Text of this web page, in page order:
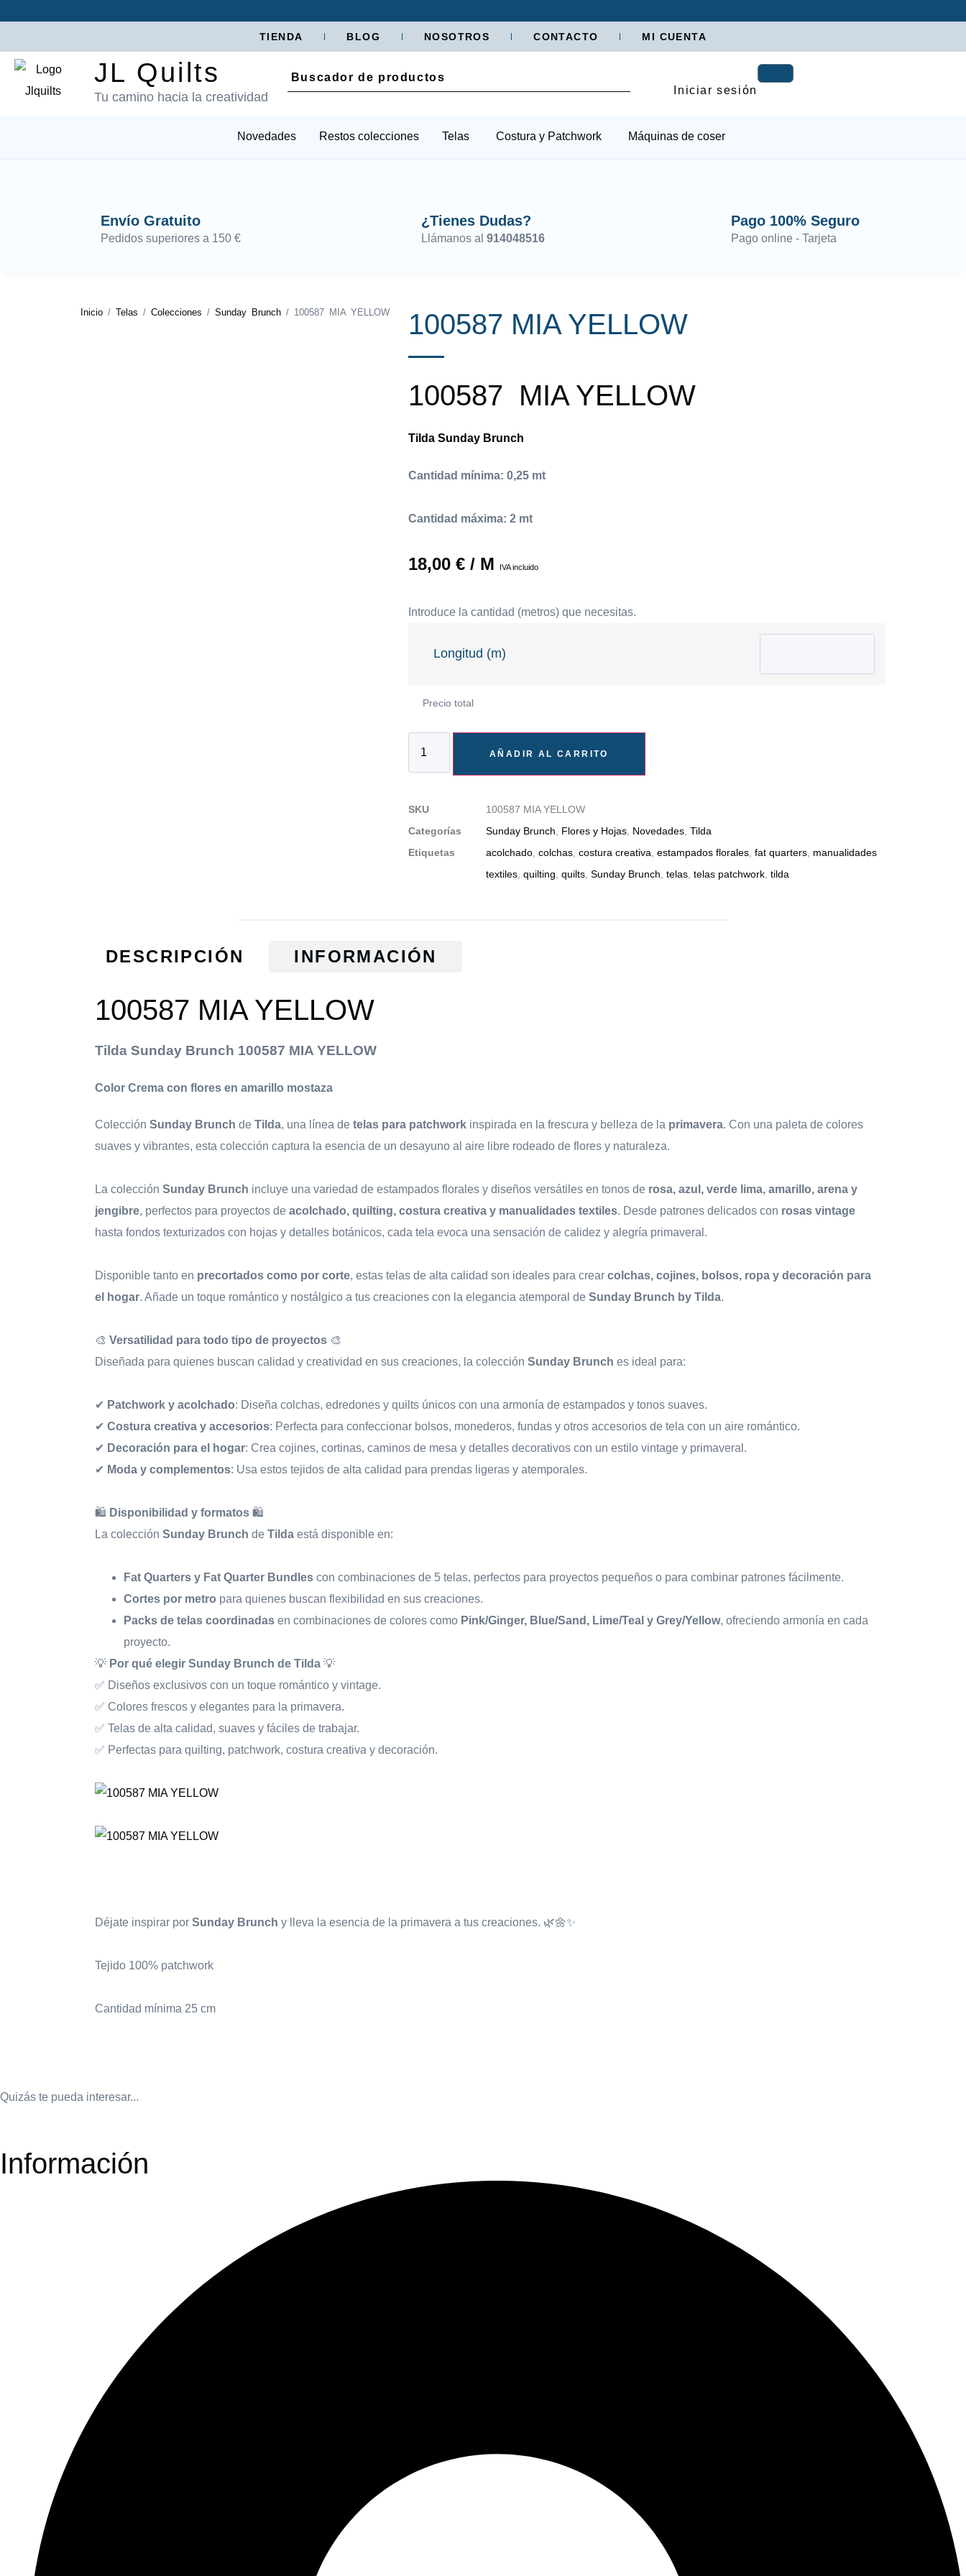
TIENDA BLOG NOSOTROS CONTACTO MI CUENTA
JL Quilts
Tu camino hacia la creatividad Iniciar sesión
Novedades Restos colecciones Telas Costura y Patchwork Máquinas de coser
Envío Gratuito
Pedidos superiores a 150 €
¿Tienes Dudas?
Llámanos al 914048516
Pago 100% Seguro
Pago online - Tarjeta
Inicio / Telas / Colecciones / Sunday Brunch / 100587 MIA YELLOW 100587 MIA YELLOW
100587 MIA YELLOW
Tilda Sunday Brunch
Cantidad mínima: 0,25 mt
Cantidad máxima: 2 mt
18,00 € / M IVA incluido
Introduce la cantidad (metros) que necesitas.
Longitud (m)
Precio total
AÑADIR AL CARRITO
SKU
100587 MIA YELLOW
Categorías
Sunday Brunch Flores y Hojas Novedades Tilda
Etiquetas
acolchado colchas costura creativa estampados florales fat quarters manualidades
textiles quilting quilts Sunday Brunch telas telas patchwork tilda
DESCRIPCIÓN INFORMACIÓN
100587 MIA YELLOW
Tilda Sunday Brunch 100587 MIA YELLOW
Color Crema con flores en amarillo mostaza
Colección Sunday Brunch de Tilda, una línea de telas para patchwork inspirada en la frescura y belleza de la primavera. Con una paleta de colores
suaves y vibrantes, esta colección captura la esencia de un desayuno al aire libre rodeado de flores y naturaleza.
La colección Sunday Brunch incluye una variedad de estampados florales y diseños versátiles en tonos de rosa, azul, verde lima, amarillo, arena y
jengibre, perfectos para proyectos de acolchado, quilting, costura creativa y manualidades textiles. Desde patrones delicados con rosas vintage
hasta fondos texturizados con hojas y detalles botánicos, cada tela evoca una sensación de calidez y alegría primaveral.
Disponible tanto en precortados como por corte, estas telas de alta calidad son ideales para crear colchas, cojines, bolsos, ropa y decoración para
el hogar. Añade un toque romántico y nostálgico a tus creaciones con la elegancia atemporal de Sunday Brunch by Tilda.
🎨 Versatilidad para todo tipo de proyectos 🎨
Diseñada para quienes buscan calidad y creatividad en sus creaciones, la colección Sunday Brunch es ideal para:
✔ Patchwork y acolchado: Diseña colchas, edredones y quilts únicos con una armonía de estampados y tonos suaves.
✔ Costura creativa y accesorios: Perfecta para confeccionar bolsos, monederos, fundas y otros accesorios de tela con un aire romántico.
✔ Decoración para el hogar: Crea cojines, cortinas, caminos de mesa y detalles decorativos con un estilo vintage y primaveral.
✔ Moda y complementos: Usa estos tejidos de alta calidad para prendas ligeras y atemporales.
🛍 Disponibilidad y formatos 🛍
La colección Sunday Brunch de Tilda está disponible en:
Fat Quarters y Fat Quarter Bundles con combinaciones de 5 telas, perfectos para proyectos pequeños o para combinar patrones fácilmente.
Cortes por metro para quienes buscan flexibilidad en sus creaciones.
Packs de telas coordinadas en combinaciones de colores como Pink/Ginger, Blue/Sand, Lime/Teal y Grey/Yellow, ofreciendo armonía en cada
proyecto.
💡 Por qué elegir Sunday Brunch de Tilda 💡
✅ Diseños exclusivos con un toque romántico y vintage.
✅ Colores frescos y elegantes para la primavera.
✅ Telas de alta calidad, suaves y fáciles de trabajar.
✅ Perfectas para quilting, patchwork, costura creativa y decoración.
Déjate inspirar por Sunday Brunch y lleva la esencia de la primavera a tus creaciones. 🌿🌼✨
Tejido 100% patchwork
Cantidad mínima 25 cm
Quizás te pueda interesar...
Información